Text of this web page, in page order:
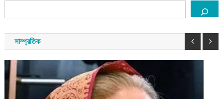
সাম্প্রতিক